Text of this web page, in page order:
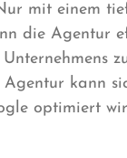
mit einem
die Agentur
kann
optimiert